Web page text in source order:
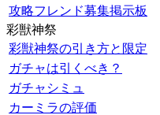
攻略フレンド募集掲示板
彩獣神祭
彩獣神祭の引き方と限定
ガチャは引くべき？
ガチャシミュ
カーミラの評価